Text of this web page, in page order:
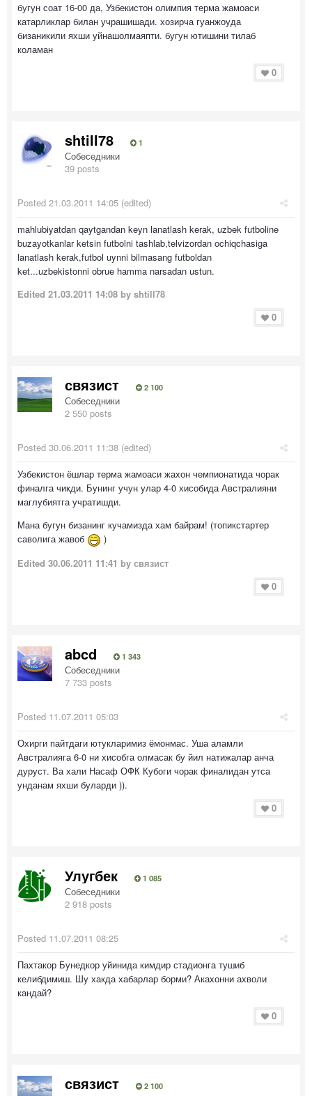
бугун соат 16-00 да, Узбекистон олимпия терма жамоаси
катарликлар билан учрашишади. хозирча гуанжоуда
бизаникили яхши уйнашолмаяпти. бугун ютишини тилаб
коламан
0
shtill78 1
Собеседники
39 posts
Posted 21.03.2011 14:05 (edited)
mahlubiyatdan qaytgandan keyn lanatlash kerak, uzbek futboline
buzayotkanlar ketsin futbolni tashlab,telvizordan ochiqchasiga
lanatlash kerak,futbol uynni bilmasang futboldan
ket...uzbekistonni obrue hamma narsadan ustun.
Edited 21.03.2011 14:08 by shtill78
0
связист 2 100
Собеседники
2 550 posts
Posted 30.06.2011 11:38 (edited)
Узбекистон ёшлар терма жамоаси жахон чемпионатида чорак
финалга чикди. Бунинг учун улар 4-0 хисобида Австралияни
маглубиятга учратишди.
Мана бугун бизанинг кучамизда хам байрам! (топикстартер
саволига жавоб
)
Edited 30.06.2011 11:41 by связист
0
abcd 1 343
Собеседники
7 733 posts
Posted 11.07.2011 05:03
Охирги пайтдаги ютукларимиз ёмонмас. Уша аламли
Австралияга 6-0 ни хисобга олмасак бу йил натижалар анча
дуруст. Ва хали Насаф ОФК Кубоги чорак финалидан утса
унданам яхши буларди )).
0
Улугбек 1 085
Собеседники
2 918 posts
Posted 11.07.2011 08:25
Пахтакор Бунедкор уйинида кимдир стадионга тушиб
келибдимиш. Шу хакда хабарлар борми? Акахонни ахволи
кандай?
0
связист 2 100